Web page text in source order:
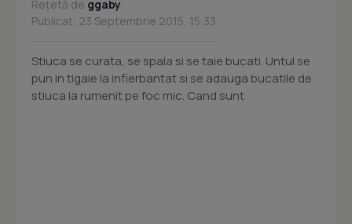
Rețetă de ggaby
Publicat: 23 Septembrie 2015, 15:33
Stiuca se curata, se spala si se taie bucati. Untul se
pun in tigaie la infierbantat si se adauga bucatile de
stiuca la rumenit pe foc mic. Cand sunt